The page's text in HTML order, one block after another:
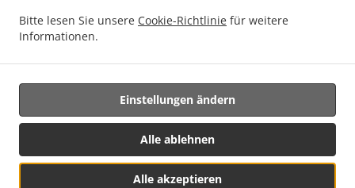
Bitte lesen Sie unsere Cookie-Richtlinie für weitere
Informationen.
Alle akzeptieren
Alle ablehnen
Einstellungen ändern
Pizza Lieferservice Kräiligen
. Pizza Lieferservice Rüttenen . Pizza Lieferservice
.
Lieferservice. Türkisches Essen Lieferservice. Essen zum mitnehmen und zum Liefern
Unterstützt von:
X Media Services | xfilesmed@gmail.com